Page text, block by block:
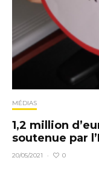
MÉDIAS
1,2 million
soutenue par
20/05/2021 · 0